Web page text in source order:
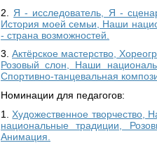
2. Я - исследователь, Я -
История моей семьи, Наши
- страна возможностей.
3. Актёрское мастерство,
Розовый слон, Наши
Спортивно-танцевальная
Номинации для педагогов:
1. Художественное творчество,
национальные традиции,
Анимация.